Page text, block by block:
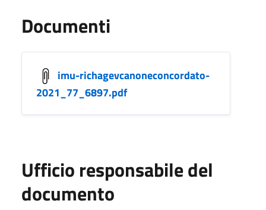
Documenti
imu-richagevcanoneconcordato-
2021_77_6897.pdf
Ufficio responsabile del
documento